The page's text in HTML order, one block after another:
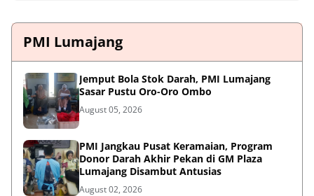
PMI Lumajang
Jemput Bola Stok Darah, PMI Lumajang
Sasar Pustu Oro-Oro Ombo
August 05, 2026
PMI Jangkau Pusat Keramaian, Program
Donor Darah Akhir Pekan di GM Plaza
Lumajang Disambut Antusias
August 02, 2026